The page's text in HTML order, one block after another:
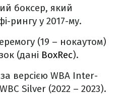
боксер, який
рингу у 2017-му.
(19 – нокаутом)
(дані BoxRec).
версією WBA Inter-
Silver (2022 – 2023).